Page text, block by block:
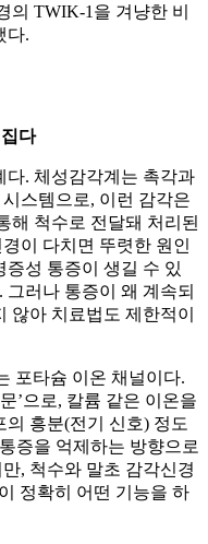
의 TWIK-1을 겨냥한 비
다.
다
다. 체성감각계는 촉각과
스템으로, 이런 감각은
해 척수로 전달돼 처리된
이 다치면 뚜렷한 원인
성 통증이 생길 수 있
러나 통증이 왜 계속되
않아 치료법도 제한적이
포타슘 이온 채널이다.
’으로, 칼륨 같은 이온을
흥분(전기 신호) 정도
증을 억제하는 방향으로
, 척수와 말초 감각신경
정확히 어떤 기능을 하